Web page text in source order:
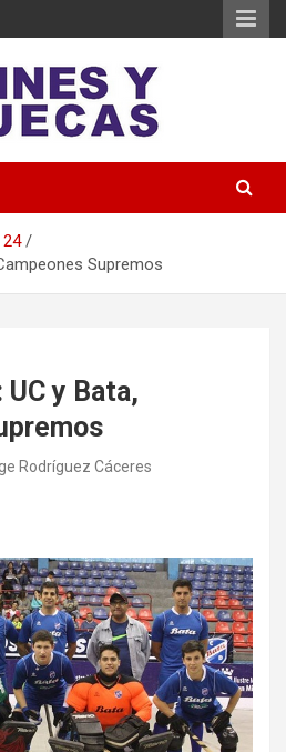
24
Supremos
UC y Bata,
Rodríguez Cáceres